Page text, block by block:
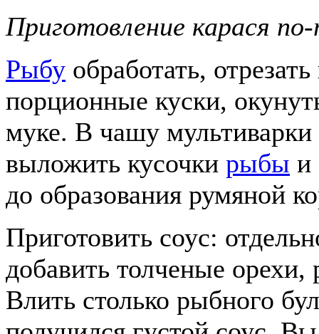
Приготовление карася
Рыбу обработать,
порционные куски,
муке. В чашу мультиварки
выложить кусочки рыбы и
до образования румяной
Приготовить соус:
добавить толченые орехи,
Влить столько рыбного